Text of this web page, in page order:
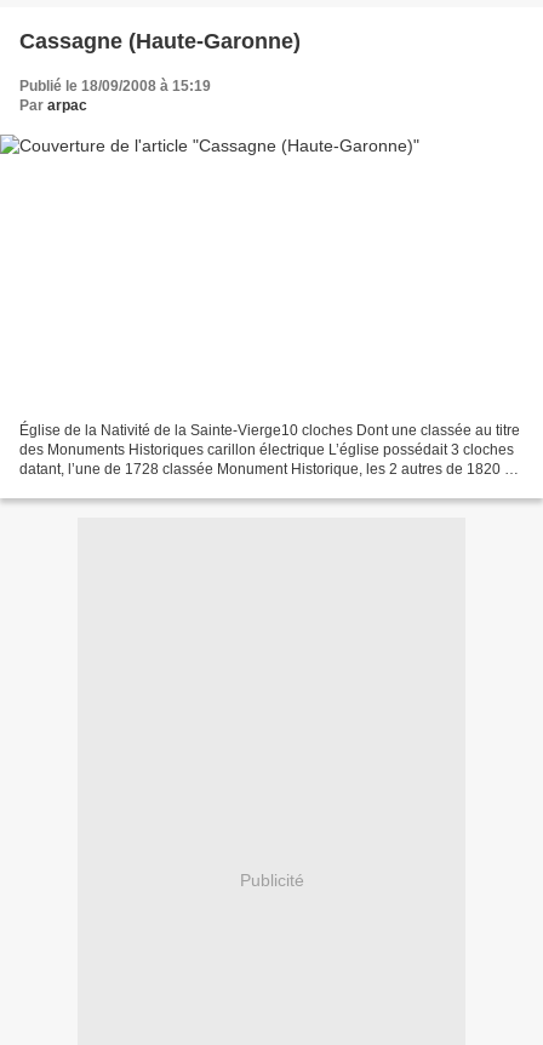
Cassagne (Haute-Garonne)
Publié le 18/09/2008 à 15:19
Par arpac
Église de la Nativité de la Sainte-Vierge10 cloches Dont une classée au titre
des Monuments Historiques carillon électrique L’église possédait 3 cloches
datant, l’une de 1728 classée Monument Historique, les 2 autres de 1820 et
Publicité